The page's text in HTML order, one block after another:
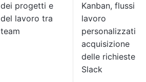
dei progetti e
del lavoro tra
team
Kanban, flussi di
lavoro
personalizzati,
acquisizione
delle richieste
Slack